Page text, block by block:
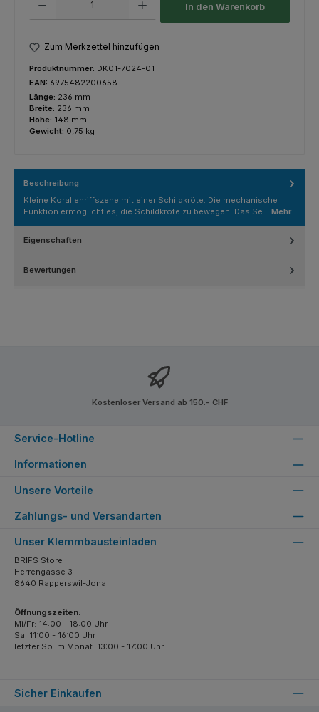
In den Warenkorb
Zum Merkzettel hinzufügen
Produktnummer: DK01-7024-01
EAN: 6975482200658
Länge: 236 mm
Breite: 236 mm
Höhe: 148 mm
Gewicht: 0,75 kg
Beschreibung
Kleine Korallenriffszene mit einer Schildkröte. Die mechanische
Funktion ermöglicht es, die Schildkröte zu bewegen. Das Se… Mehr
Eigenschaften
Bewertungen
Kostenloser Versand ab 150.- CHF
Service-Hotline
Informationen
Unsere Vorteile
Zahlungs- und Versandarten
Sicher Einkaufen
Unser Klemmbausteinladen
BRIFS Store
Herrengasse 3
8640 Rapperswil-Jona
Öffnungszeiten:
Mi/Fr: 14:00 - 18:00 Uhr
Sa: 11:00 - 16:00 Uhr
letzter So im Monat: 13:00 - 17:00 Uhr